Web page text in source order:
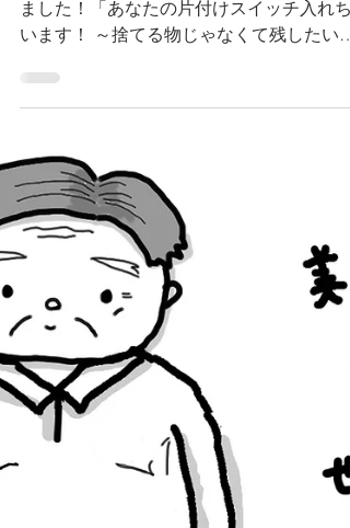
1月19日
クショップ開催！
すごく面白いワークショップを考えてしま
ました！「あなたの片付けスイッチ入れち
います！ ～捨てる物じゃなくて残したい物
を知りたくて～」